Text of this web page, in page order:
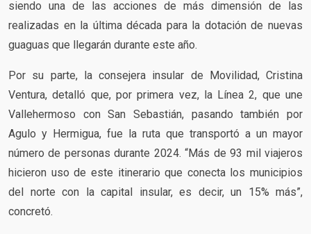
siendo una de las acciones de más dimensión de las
realizadas en la última década para la dotación de nuevas
guaguas que llegarán durante este año.
Por su parte, la consejera insular de Movilidad, Cristina
Ventura, detalló que, por primera vez, la Línea 2, que une
Vallehermoso con San Sebastián, pasando también por
Agulo y Hermigua, fue la ruta que transportó a un mayor
número de personas durante 2024. “Más de 93 mil viajeros
hicieron uso de este itinerario que conecta los municipios
del norte con la capital insular, es decir, un 15% más”,
concretó.